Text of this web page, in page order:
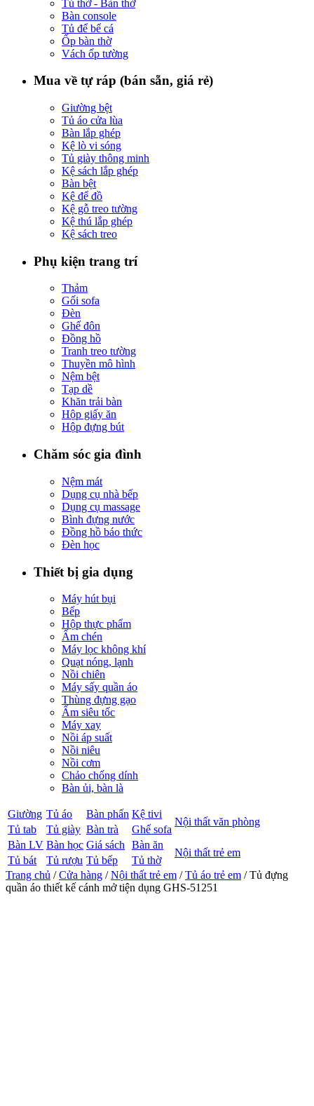
Tủ thờ - Bàn thờ
Bàn console
Tủ để bể cá
Ốp bàn thờ
Vách ốp tường
Mua về tự ráp (bán sẵn, giá rẻ)
Giường bệt
Tủ áo cửa lùa
Bàn lắp ghép
Kệ lò vi sóng
Tủ giày thông minh
Kệ sách lắp ghép
Bàn bệt
Kệ để đồ
Kệ gỗ treo tường
Kệ thú lắp ghép
Kệ sách treo
Phụ kiện trang trí
Thảm
Gối sofa
Đèn
Ghế đôn
Đồng hồ
Tranh treo tường
Thuyền mô hình
Nệm bệt
Tạp dề
Khăn trải bàn
Hộp giấy ăn
Hộp đựng bút
Chăm sóc gia đình
Nệm mát
Dụng cụ nhà bếp
Dụng cụ massage
Bình đựng nước
Đồng hồ báo thức
Đèn học
Thiết bị gia dụng
Máy hút bụi
Bếp
Hộp thực phẩm
Ấm chén
Máy lọc không khí
Quạt nóng, lạnh
Nồi chiên
Máy sấy quần áo
Thùng đựng gạo
Ấm siêu tốc
Máy xay
Nồi áp suất
Nồi niêu
Nồi cơm
Chảo chống dính
Bàn ủi, bàn là
Giường Tủ áo Bàn phấn Kệ tivi
Nội thất văn phòng
Tủ tab Tủ giày Bàn trà
Ghế sofa
Bàn LV Bàn học Giá sách Bàn ăn
Nội thất trẻ em
Tủ bát Tủ rượu Tủ bếp
Tủ thờ
Trang chủ /Cửa hàng /Nội thất trẻ em /Tủ áo trẻ em / Tủ đựng
quần áo thiết kế cánh mở tiện dụng GHS-51251